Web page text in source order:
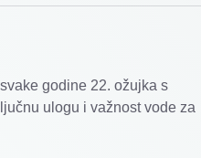
godine 22. ožujka s
ulogu i važnost vode za